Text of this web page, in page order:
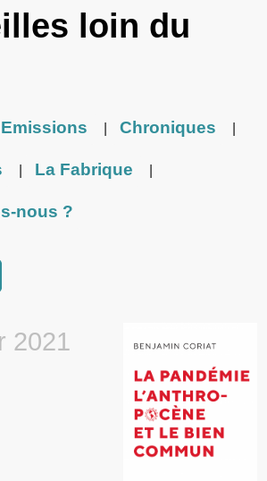
loin du
Emissions Chroniques
La Fabrique
nous ?
2021